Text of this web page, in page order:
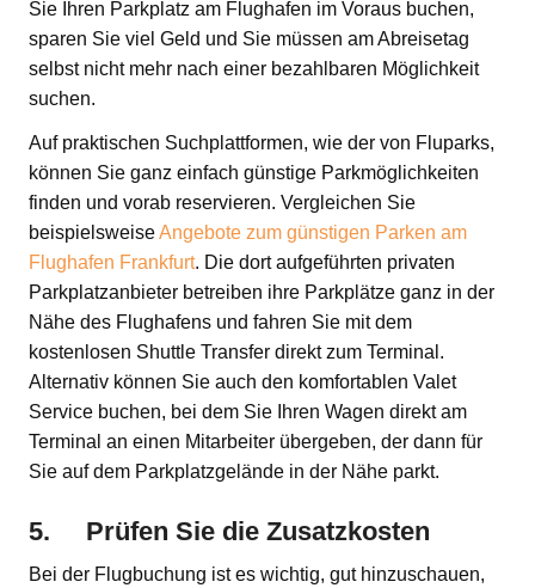
Sie Ihren Parkplatz am Flughafen im Voraus buchen,
sparen Sie viel Geld und Sie müssen am Abreisetag
selbst nicht mehr nach einer bezahlbaren Möglichkeit
suchen.
Auf praktischen Suchplattformen, wie der von Fluparks,
können Sie ganz einfach günstige Parkmöglichkeiten
finden und vorab reservieren. Vergleichen Sie
beispielsweiseAngebote zum günstigen Parken am
Flughafen Frankfurt. Die dort aufgeführten privaten
Parkplatzanbieter betreiben ihre Parkplätze ganz in der
Nähe des Flughafens und fahren Sie mit dem
kostenlosen Shuttle Transfer direkt zum Terminal.
Alternativ können Sie auch den komfortablen Valet
Service buchen, bei dem Sie Ihren Wagen direkt am
Terminal an einen Mitarbeiter übergeben, der dann für
Sie auf dem Parkplatzgelände in der Nähe parkt.
5. Prüfen Sie die Zusatzkosten
Bei der Flugbuchung ist es wichtig, gut hinzuschauen,